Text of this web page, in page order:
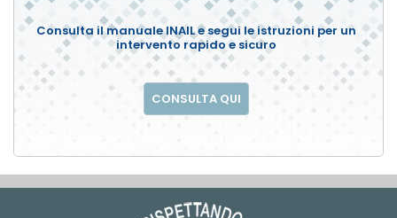
Consulta il manuale INAIL e segui le istruzioni per un
intervento rapido e sicuro
CONSULTA QUI